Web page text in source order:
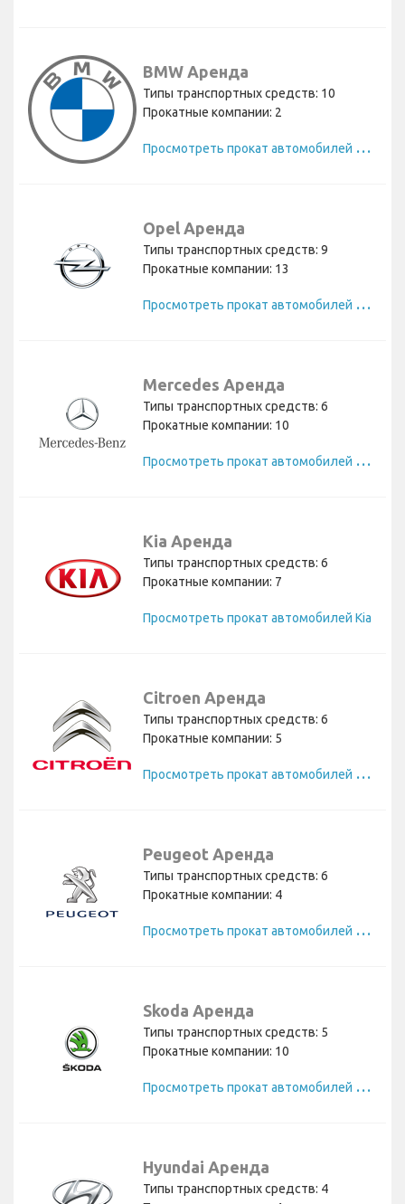
BMW Аренда
Типы транспортных средств: 10
Прокатные компании: 2
П
росмотреть прокат автомобилей BMW
Opel Аренда
Типы транспортных средств: 9
Прокатные компании: 13
П
росмотреть прокат автомобилей Opel
Mercedes Аренда
Типы транспортных средств: 6
Прокатные компании: 10
П
росмотреть прокат автомобилей Mercedes
Kia Аренда
Типы транспортных средств: 6
Прокатные компании: 7
Просмотреть прокат автомобилей Kia
Citroen Аренда
Типы транспортных средств: 6
Прокатные компании: 5
П
росмотреть прокат автомобилей Citroen
Peugeot Аренда
Типы транспортных средств: 6
Прокатные компании: 4
П
росмотреть прокат автомобилей Peugeot
Skoda Аренда
Типы транспортных средств: 5
Прокатные компании: 10
П
росмотреть прокат автомобилей Skoda
Hyundai Аренда
Типы транспортных средств: 4